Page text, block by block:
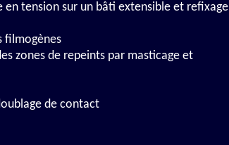
en tension sur un bâti extensible et refixage
filmogènes
zones de repeints par masticage et
de contact